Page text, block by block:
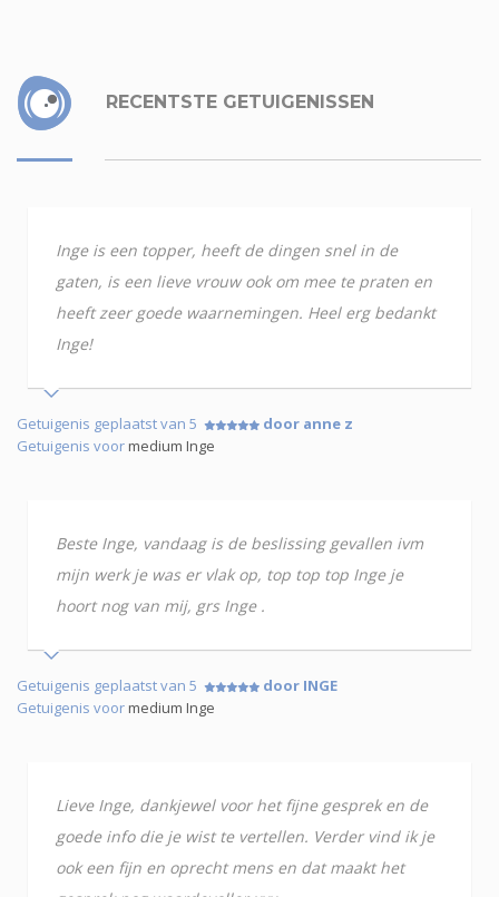
RECENTSTE GETUIGENISSEN
Inge is een topper, heeft de dingen snel in de
gaten, is een lieve vrouw ook om mee te praten en
heeft zeer goede waarnemingen. Heel erg bedankt
Inge!
Getuigenis geplaatst van 5
door anne z
Getuigenis voormedium Inge
Beste Inge, vandaag is de beslissing gevallen ivm
mijn werk je was er vlak op, top top top Inge je
hoort nog van mij, grs Inge .
Getuigenis geplaatst van 5
door INGE
Getuigenis voormedium Inge
Lieve Inge, dankjewel voor het fijne gesprek en de
goede info die je wist te vertellen. Verder vind ik je
ook een fijn en oprecht mens en dat maakt het